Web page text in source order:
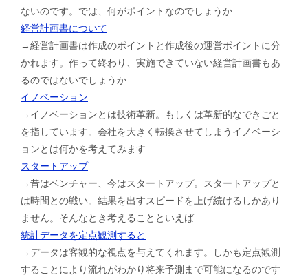
ないのです。では、何がポイントなのでしょうか
経営計画書について
→経営計画書は作成のポイントと作成後の運営ポイントに分
かれます。作って終わり、実施できていない経営計画書もあ
るのではないでしょうか
イノベーション
→イノベーションとは技術革新。もしくは革新的なできごと
を指しています。会社を大きく転換させてしまうイノベーシ
ョンとは何かを考えてみます
スタートアップ
→昔はベンチャー、今はスタートアップ。スタートアップと
は時間との戦い。結果を出すスピードを上げ続けるしかあり
ません。そんなとき考えることといえば
統計データを定点観測すると
→データは客観的な視点を与えてくれます。しかも定点観測
することにより流れがわかり将来予測まで可能になるのです